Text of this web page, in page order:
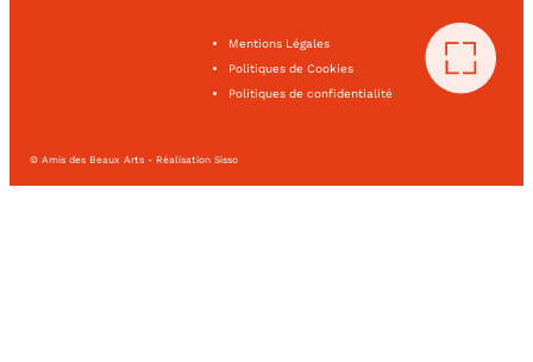
Mentions Légales
Politiques de Cookies
Politiques de confidentialité
© Amis des Beaux Arts - Réalisation Sisso